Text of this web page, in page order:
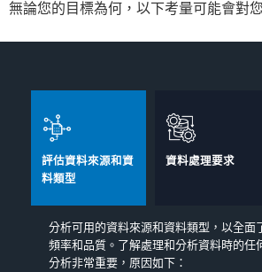
無論您的目標為何，以下考量可能會對
評估資料來源和資
料類型
資料處理要求
分析可用的資料來源和資料類型，以全面
頻率和品質。了解處理和分析資料時的任
分析非常重要，原因如下：